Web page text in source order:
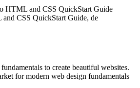
CSS QuickStart Guide, de
to create beautiful websites.
for modern web design fundamentals